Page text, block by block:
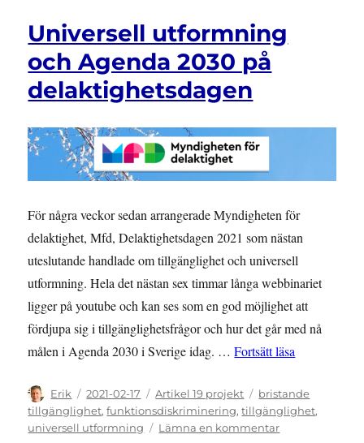
–
vinsten
med
tillgänglighet
alla
Universell utformning
och Agenda 2030 på
delaktighetsdagen
För några veckor sedan arrangerade Myndigheten för
delaktighet, Mfd, Delaktighetsdagen 2021 som nästan
uteslutande handlade om tillgänglighet och universell
utformning. Hela det nästan sex timmar långa webbinariet
ligger på youtube och kan ses som en god möjlighet att
fördjupa sig i tillgänglighetsfrågor och hur det går med nå
målen i Agenda 2030 i Sverige idag. …Fortsätt läsa
Författare
Erik
Publicerat
den
2021-02-17 Kategorier
Artikel 19 projekt Etiketter
bristande
tillgänglighet,funktionsdiskriminering,tillgänglighet,
universell utformning
Lämna en kommentartill